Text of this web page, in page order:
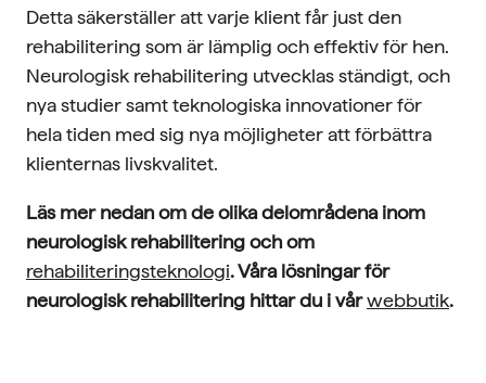
Detta säkerställer att varje klient får just den
rehabilitering som är lämplig och effektiv för hen.
Neurologisk rehabilitering utvecklas ständigt, och
nya studier samt teknologiska innovationer för
hela tiden med sig nya möjligheter att förbättra
klienternas livskvalitet.
Läs mer nedan om de olika delområdena inom
neurologisk rehabilitering och om
rehabiliteringsteknologi. Våra lösningar för
neurologisk rehabilitering hittar du i vårwebbutik.